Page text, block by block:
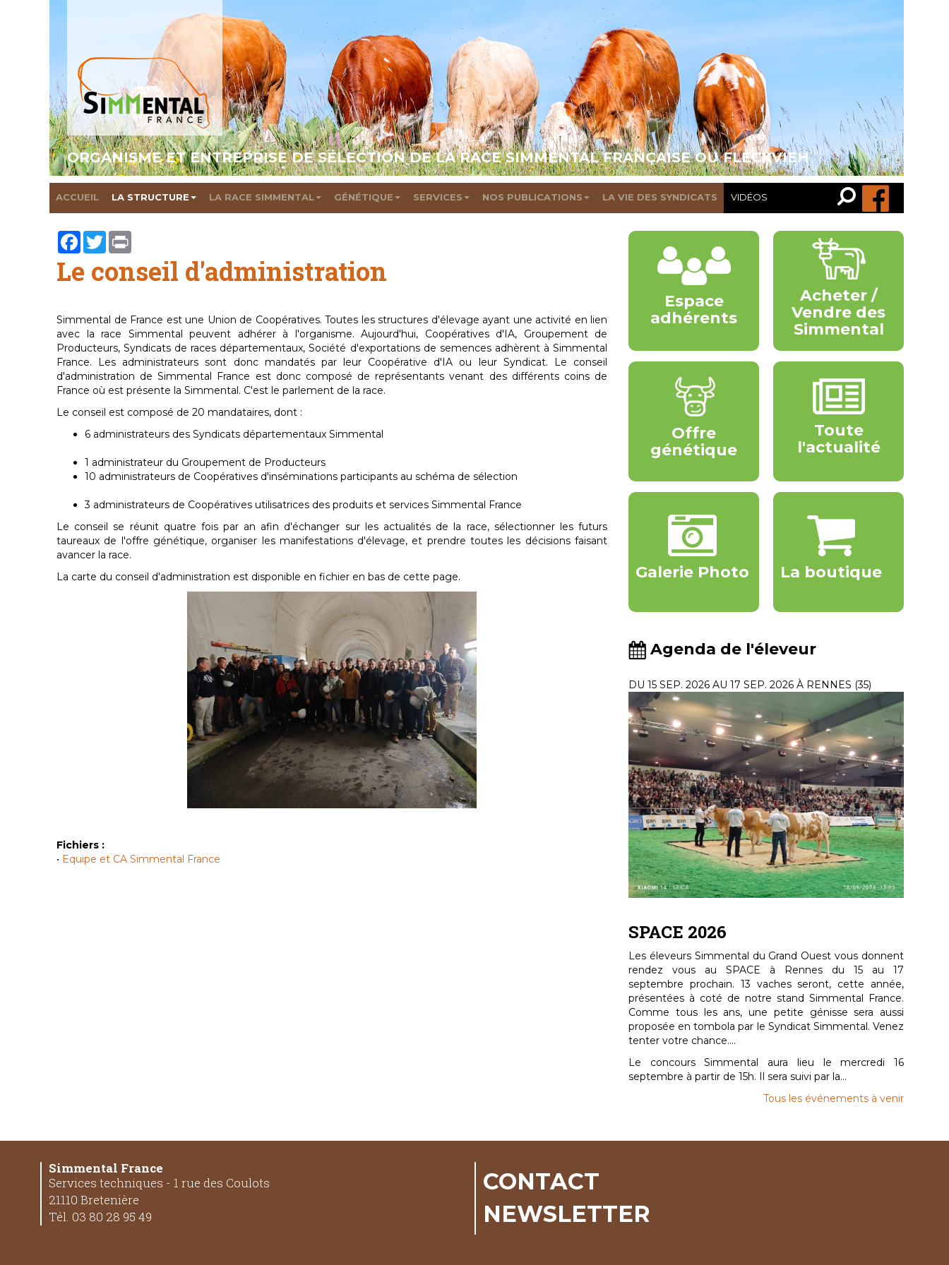
ORGANISME ET ENTREPRISE DE SÉLECTION DE LA RACE SIMMENTAL FRANÇAISE OU FLECKVIEH
ACCUEIL LA STRUCTURE LA RACE SIMMENTAL GÉNÉTIQUE SERVICES NOS PUBLICATIONS LA VIE DES SYNDICATS VIDÉOS
Recherche…
Rechercher
Facebook
Twitter
Le conseil d'administration
Simmental de France est une Union de Coopératives. Toutes les structures d'élevage ayant une activité en lien
avec la race Simmental peuvent adhérer à l'organisme. Aujourd'hui, Coopératives d'IA, Groupement de
Producteurs, Syndicats de races départementaux, Société d'exportations de semences adhèrent à Simmental
France. Les administrateurs sont donc mandatés par leur Coopérative d'IA ou leur Syndicat. Le conseil
d'administration de Simmental France est donc composé de représentants venant des différents coins de
France où est présente la Simmental. C'est le parlement de la race.
Le conseil est composé de 20 mandataires, dont :
6 administrateurs des Syndicats départementaux Simmental
1 administrateur du Groupement de Producteurs
10 administrateurs de Coopératives d'inséminations participants au schéma de sélection
3 administrateurs de Coopératives utilisatrices des produits et services Simmental France
Le conseil se réunit quatre fois par an afin d'échanger sur les actualités de la race, sélectionner les futurs
taureaux de l'offre génétique, organiser les manifestations d'élevage, et prendre toutes les décisions faisant
avancer la race.
La carte du conseil d'administration est disponible en fichier en bas de cette page.
Fichiers :
• Equipe et CA Simmental France
Espace
adhérents
Acheter /
Vendre des
Simmental
Offre
génétique
Toute
l'actualité
Galerie Photo La boutique
Agenda de l'éleveur
DU 15 SEP. 2026 AU 17 SEP. 2026 À RENNES (35)
SPACE 2026
Les éleveurs Simmental du Grand Ouest vous donnent
rendez vous au SPACE à Rennes du 15 au 17
septembre prochain. 13 vaches seront, cette année,
présentées à coté de notre stand Simmental France.
Comme tous les ans, une petite génisse sera aussi
proposée en tombola par le Syndicat Simmental. Venez
tenter votre chance....
Le concours Simmental aura lieu le mercredi 16
septembre à partir de 15h. Il sera suivi par la...
Tous les événements à venir
Simmental France
Services techniques - 1 rue des Coulots
21110 Bretenière
Tél. 03 80 28 95 49
CONTACT
NEWSLETTER